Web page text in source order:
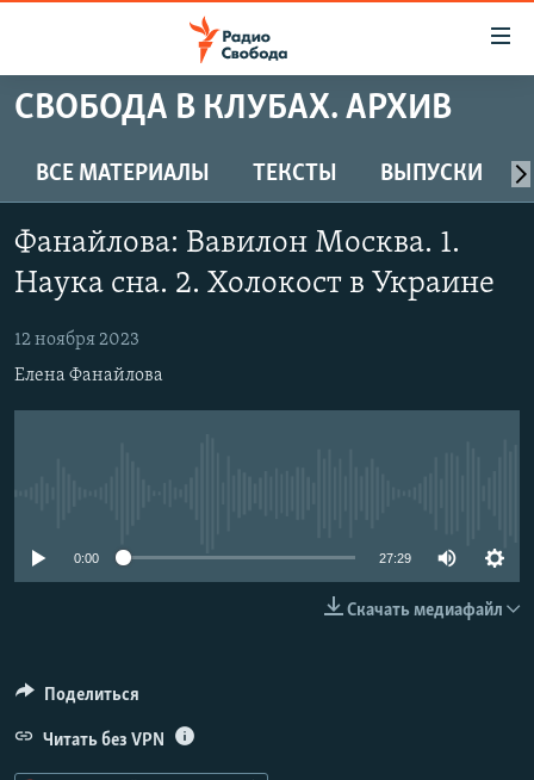
упрощенного
Вернуться
к
основному
содержанию
Вернутся
главной
навигации
Вернутся
ПРОГРАММЫ
ПОДКАСТЫ
ЦИТАТЫ СВОБОДЫ
МНЕНИЯ
КУЛЬТУРА
IDEL.РЕАЛИИ
РАСПИСАНИЕ ВЕЩАНИЯ
СВОБОДА В КЛУБАХ. АРХИВ
ВСЕ МАТЕРИАЛЫ ТЕКСТЫ ВЫПУСКИ
Фанайлова: Вавилон Москва. 1.
Наука сна. 2. Холокост в Украине
12 ноября 2023
Елена Фанайлова
0:00 27:29
Скачать медиафайл
Поделиться
Читать без VPN